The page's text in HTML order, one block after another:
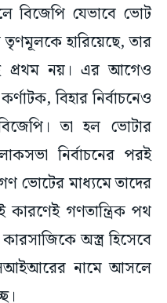
বিজেপি যেভাবে ভোট
হারিয়েছে, তার
প্রথম নয়। এর আগেও
বিহার নির্বাচনেও
তা হল ভোটার
নির্বাচনের পরই
ভোটের মাধ্যমে তাদের
কারণেই গণতান্ত্রিক পথ
অস্ত্র হিসেবে
নামে আসলে